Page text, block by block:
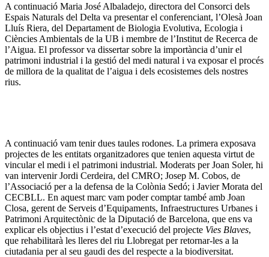
A continuació Maria José Albaladejo, directora del Consorci dels
Espais Naturals del Delta va presentar el conferenciant, l’Olesà Joan
Lluís Riera, del Departament de Biologia Evolutiva, Ecologia i
Ciències Ambientals de la UB i membre de l’Institut de Recerca de
l’Aigua. El professor va dissertar sobre la importància d’unir el
patrimoni industrial i la gestió del medi natural i va exposar el procés
de millora de la qualitat de l’aigua i dels ecosistemes dels nostres
rius.
A continuació vam tenir dues taules rodones. La primera exposava
projectes de les entitats organitzadores que tenien aquesta virtut de
vincular el medi i el patrimoni industrial. Moderats per Joan Soler, hi
van intervenir Jordi Cerdeira, del CMRO; Josep M. Cobos, de
l’Associació per a la defensa de la Colònia Sedó; i Javier Morata del
CECBLL. En aquest marc vam poder comptar també amb Joan
Closa, gerent de Serveis d’Equipaments, Infraestructures Urbanes i
Patrimoni Arquitectònic de la Diputació de Barcelona, que ens va
explicar els objectius i l’estat d’execució del projecte Vies Blaves,
que rehabilitarà les lleres del riu Llobregat per retornar-les a la
ciutadania per al seu gaudi des del respecte a la biodiversitat.